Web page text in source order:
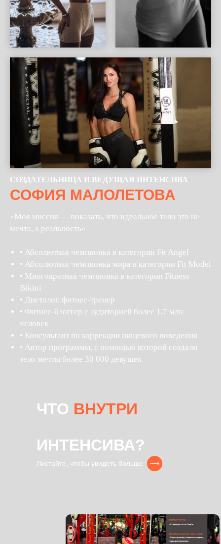
СОЗДАТЕЛЬНИЦА И ВЕДУЩАЯ ИНТЕНСИВА
СОФИЯ МАЛОЛЕТОВА
«Моя миссия — показать, что идеальное тело это не
мечта, а реальность»
• Абсолютная чемпионка в категории Fit Angel
• Абсолютная чемпионка мира в категории Fit Model
• Многократная чемпионка в категории Fitness
Bikini
• Диетолог, фитнес-тренер
• Фитнес-блоггер с аудиторией более 1,7 млн
человек
• Консультант по коррекции пищевого поведения
• Автор программы, с помощью которой создали
тело мечты более 30 000 девушек
ЧТО ВНУТРИ
Листайте, чтобы увидеть больше
ИНТЕНСИВА?